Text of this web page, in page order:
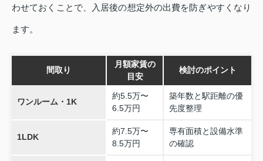
わせておくことで、入居後の想定外の出費を防ぎやすくなり
ます。
間取り
月額家賃の
目安
検討のポイント
ワンルーム・1K
約5.5万〜
6.5万円
築年数と駅距離の優
先度整理
1LDK
約7.5万〜
8.5万円
専有面積と設備水準
の確認